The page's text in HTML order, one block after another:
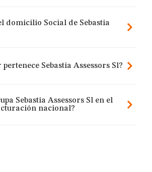
domicilio Social de Sebastia
pertenece Sebastia Assessors Sl?
Sebastia Assessors Sl en el
nacional?